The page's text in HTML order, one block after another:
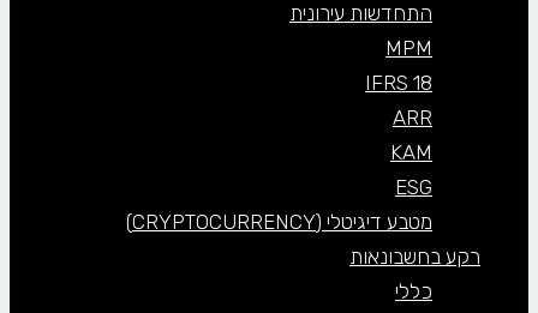
התחדשות עירונית
MPM
IFRS 18
ARR
KAM
ESG
מטבע דיגיטלי (CRYPTOCURRENCY)
רקע בחשבונאות
כללי